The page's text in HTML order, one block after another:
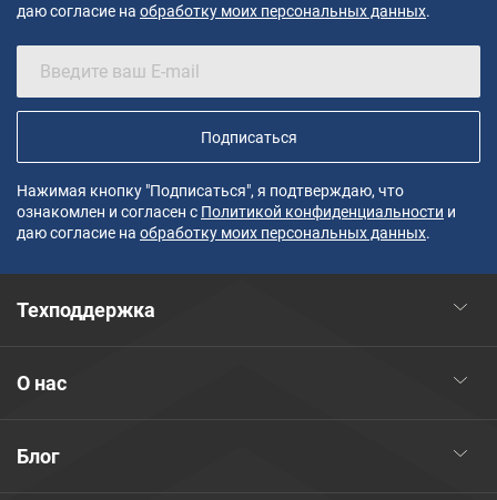
даю согласие на обработку моих персональных данных.
Подписаться
Нажимая кнопку "Подписаться", я подтверждаю, что
ознакомлен и согласен с Политикой конфиденциальности и
даю согласие на обработку моих персональных данных.
Блог
О нас
Техподдержка